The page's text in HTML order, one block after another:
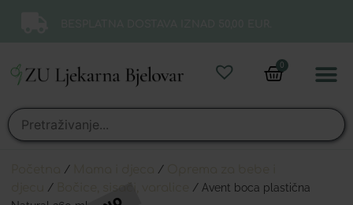
0
/ /
/
/ Avent boca plastična